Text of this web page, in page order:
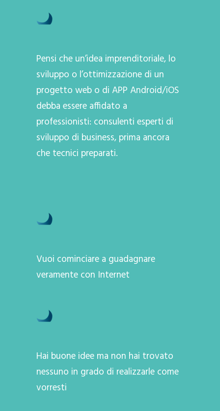
Pensi che un’idea imprenditoriale, lo
sviluppo o l’ottimizzazione di un
progetto web o di APP Android/iOS
debba essere affidato a
professionisti: consulenti esperti di
sviluppo di business, prima ancora
che tecnici preparati.
Vuoi cominciare a guadagnare
veramente con Internet
Hai buone idee ma non hai trovato
nessuno in grado di realizzarle come
vorresti